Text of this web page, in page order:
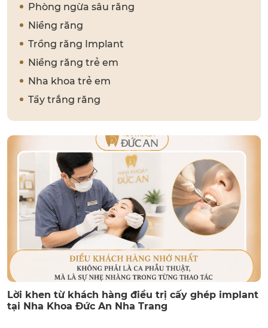
Phòng ngừa sâu răng
Niềng răng
Trồng răng Implant
Niềng răng trẻ em
Nha khoa trẻ em
Tẩy trắng răng
Lời khen từ khách hàng điều trị cấy ghép implant
tại Nha Khoa Đức An Nha Trang